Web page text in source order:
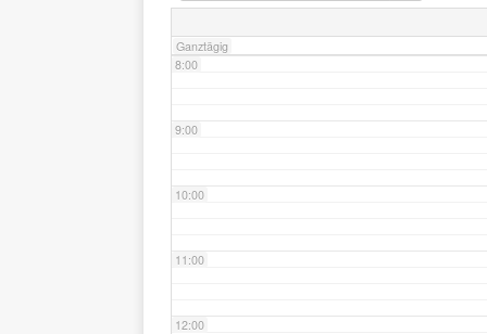
Ganztägig
8:00
9:00
10:00
11:00
12:00